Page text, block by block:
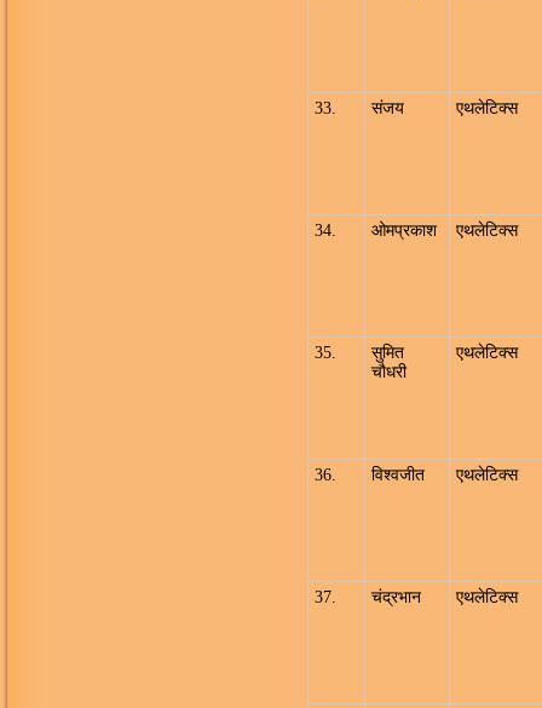
33. संजय एथलेटिक्स
34. ओमप्रकाश एथलेटिक्स
35.
सुमित
चौधरी
एथलेटिक्स
36. विश्वजीत एथलेटिक्स
37. चंद्रभान एथलेटिक्स